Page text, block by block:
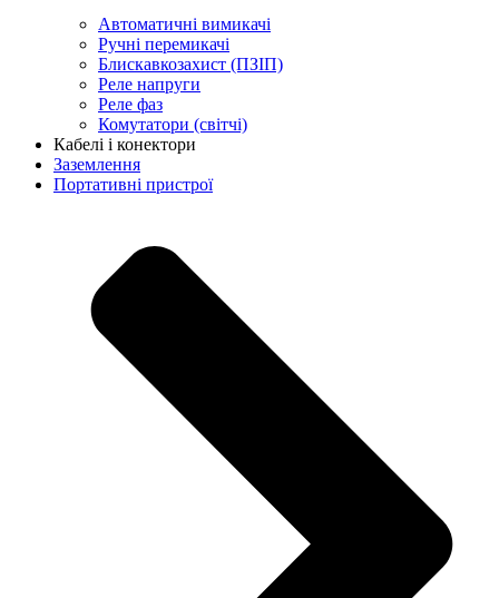
Автоматичні вимикачі
Ручні перемикачі
Блискавкозахист (ПЗІП)
Реле напруги
Реле фаз
Комутатори (світчі)
Кабелі і конектори
Заземлення
Портативні пристрої